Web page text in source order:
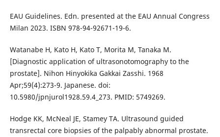
EAU Guidelines. Edn. presented at the EAU Annual Congress
Milan 2023. ISBN 978-94-92671-19-6.
Watanabe H, Kato H, Kato T, Morita M, Tanaka M.
[Diagnostic application of ultrasonotomography to the
prostate]. Nihon Hinyokika Gakkai Zasshi. 1968
Apr;59(4):273-9. Japanese. doi:
10.5980/jpnjurol1928.59.4_273. PMID: 5749269.
Hodge KK, McNeal JE, Stamey TA. Ultrasound guided
transrectal core biopsies of the palpably abnormal prostate.